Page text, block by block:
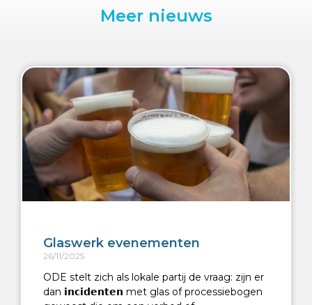
Meer nieuws
Glaswerk evenementen
26/11/2025
ODE stelt zich als lokale partij de vraag: zijn er
dan 𝗶𝗻𝗰𝗶𝗱𝗲𝗻𝘁𝗲𝗻 met glas of processiebogen